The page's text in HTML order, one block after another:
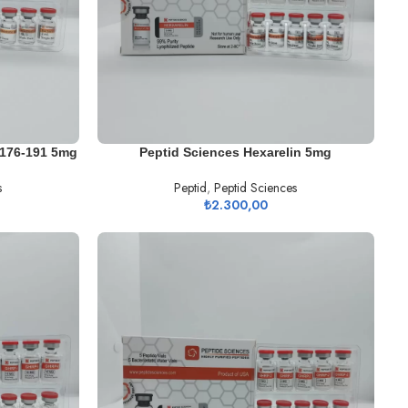
191 5mg SEPETE EKLEPeptid Sciences Hexarelin 5mg
Peptid,Peptid Sciences
₺2.300,00